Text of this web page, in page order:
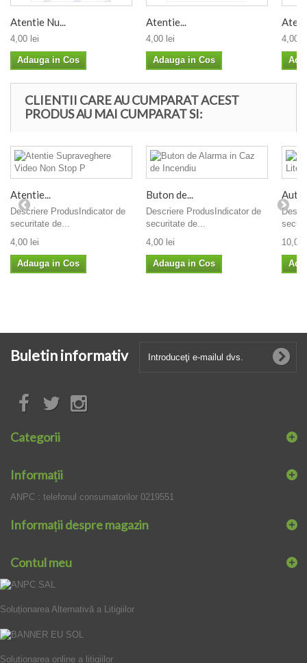
Atentie Nu...
4,00 lei
Adauga in Cos
Atentie...
4,00 lei
Adauga in Cos
4,00
CLIENTII CARE AU CUMPARAT ACEST
PRODUS AU MAI CUMPARAT SI:
Atentie...
Descriere ProdusIndicator de
securitate de...
4,00 lei
Adauga in Cos
Buton de...
Descriere ProdusIndicator de
securitate de...
4,00 lei
Adauga in Cos
10,00
Buletin informativ
Categorii
Informaţii
ANPC : telefonul consumatorilor 0219551
Informații despre magazin
Contul meu
Soluționarea Alternativă a Litigiilor
Soluționarea online a litigiilor